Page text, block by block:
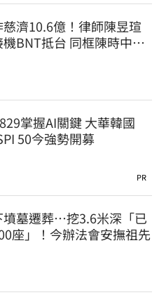
慈濟10.6億！律師陳昱瑄
BNT抵台 同框陳時中、
掌握AI關鍵 大華韓國
50今強勢開募
PR
墳墓遷葬…挖3.6米深「已
座」！今辦法會安撫祖先